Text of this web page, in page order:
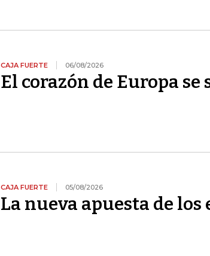
CAJA FUERTE 06/08/2026
El corazón de Europa se
CAJA FUERTE 05/08/2026
La nueva apuesta de